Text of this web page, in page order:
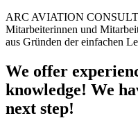
ARC AVIATION
Mitarbeiterinnen und
aus Gründen der einfachen
We offer
knowledge! We
next step!